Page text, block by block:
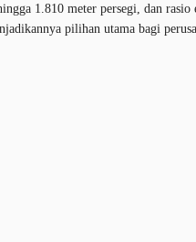
1.810 meter persegi, dan
pilihan utama bagi